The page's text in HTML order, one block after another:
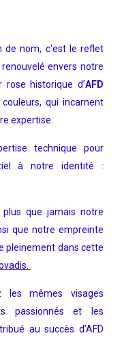
de nom, c'est le reflet
envers notre
historique d’AFD
qui incarnent
expertise.
technique pour
à notre identité :
que jamais notre
que notre empreinte
pleinement dans cette
les mêmes visages
passionnés et les
au succès d’AFD